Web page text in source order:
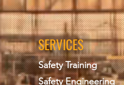
SERVICES
Safety Training
Safety Engineering